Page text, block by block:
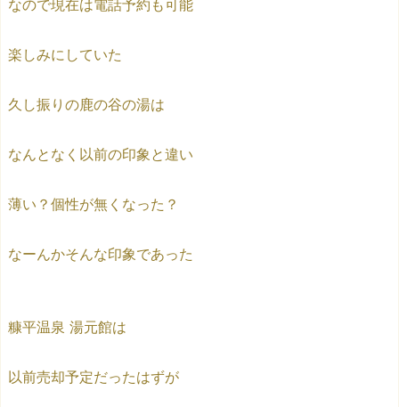
なので現在は電話予約も可能
楽しみにしていた
久し振りの鹿の谷の湯は
なんとなく以前の印象と違い
薄い？個性が無くなった？
なーんかそんな印象であった
糠平温泉 湯元館は
以前売却予定だったはずが